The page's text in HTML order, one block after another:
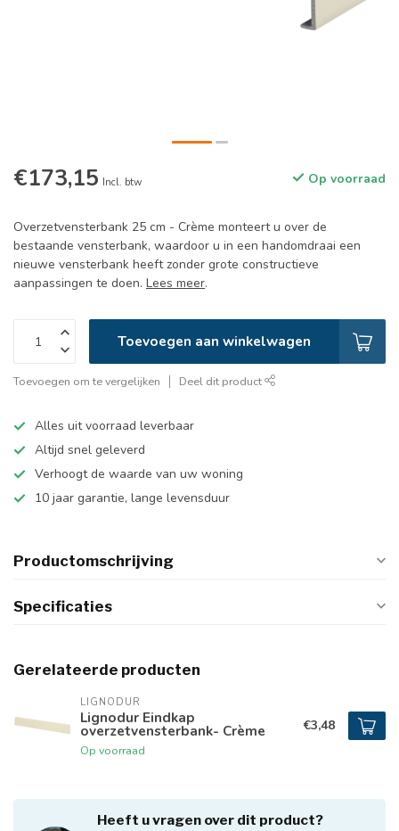
€173,15 Incl. btw Op voorraad
Overzetvensterbank 25 cm - Crème monteert u over de
bestaande vensterbank, waardoor u in een handomdraai een
nieuwe vensterbank heeft zonder grote constructieve
aanpassingen te doen. Lees meer.
Toevoegen aan winkelwagen
Toevoegen om te vergelijken Deel dit product
Alles uit voorraad leverbaar
Altijd snel geleverd
Verhoogt de waarde van uw woning
10 jaar garantie, lange levensduur
Productomschrijving
Specificaties
Gerelateerde producten
LIGNODUR
Lignodur Eindkap
overzetvensterbank- Crème
Op voorraad
€3,48
Heeft u vragen over dit product?